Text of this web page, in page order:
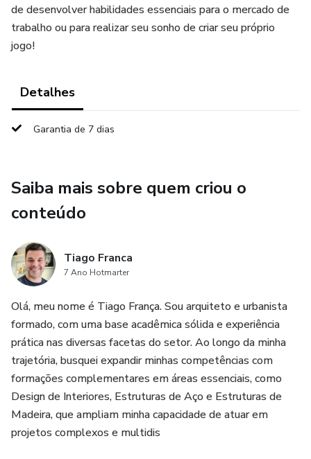
de desenvolver habilidades essenciais para o mercado de
trabalho ou para realizar seu sonho de criar seu próprio
jogo!
Detalhes
Garantia de 7 dias
Saiba mais sobre quem criou o
conteúdo
Tiago Franca
7 Ano Hotmarter
Olá, meu nome é Tiago França. Sou arquiteto e urbanista
formado, com uma base acadêmica sólida e experiência
prática nas diversas facetas do setor. Ao longo da minha
trajetória, busquei expandir minhas competências com
formações complementares em áreas essenciais, como
Design de Interiores, Estruturas de Aço e Estruturas de
Madeira, que ampliam minha capacidade de atuar em
projetos complexos e multidis